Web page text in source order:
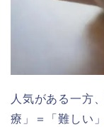
人気がある一方
療」＝「難しい